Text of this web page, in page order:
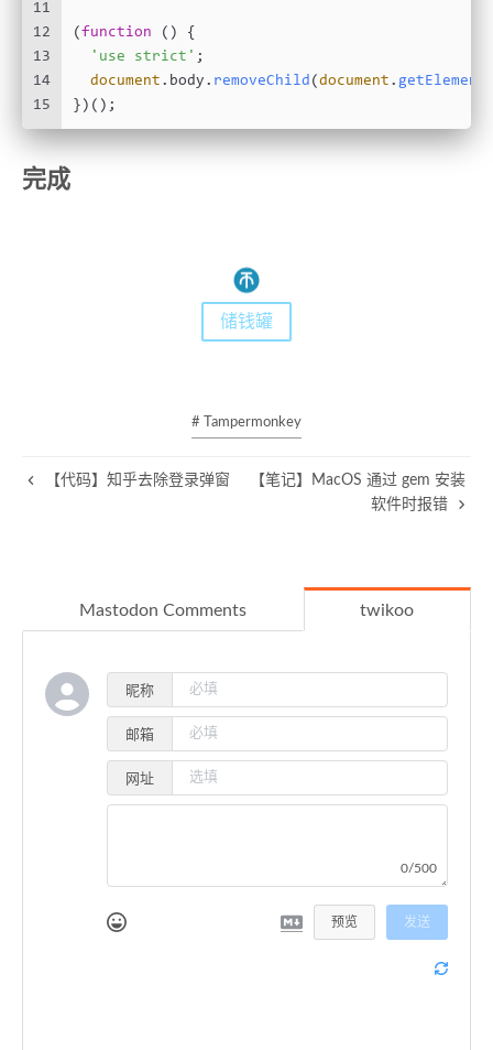
11
12
13
14
15
( function ( ) {
'use strict' ;
document . body . removeChild ( document .
})();
完成
储钱罐
# Tampermonkey
【代码】知乎去除登录弹窗
【笔记】MacOS 通过 gem 安装
软件时报错
Mastodon Comments twikoo
昵称
邮箱
网址
0/500
预览 发送